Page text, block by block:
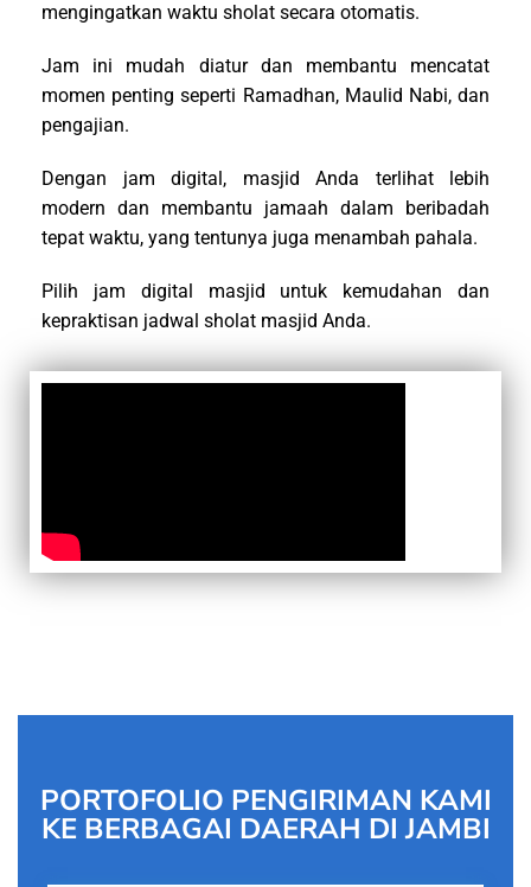
mengingatkan waktu sholat secara otomatis.
Jam ini mudah diatur dan membantu mencatat
momen penting seperti Ramadhan, Maulid Nabi, dan
pengajian.
Dengan jam digital, masjid Anda terlihat lebih
modern dan membantu jamaah dalam beribadah
tepat waktu, yang tentunya juga menambah pahala.
Pilih jam digital masjid untuk kemudahan dan
kepraktisan jadwal sholat masjid Anda.
PORTOFOLIO PENGIRIMAN KAMI
KE BERBAGAI DAERAH DI JAMBI